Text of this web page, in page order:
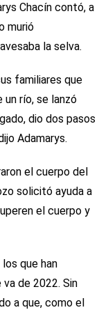
Chacín contó, a
murió
la selva.
familiares que
río, se lanzó
dio dos pasos
Adamarys.
el cuerpo del
solicitó ayuda a
el cuerpo y
que han
de 2022. Sin
a que, como el